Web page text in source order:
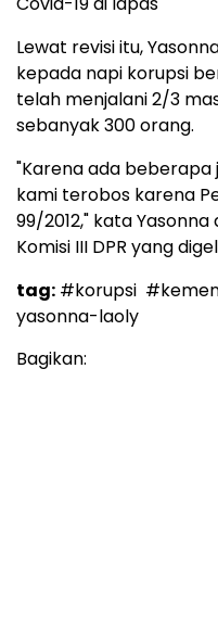
Lewat revisi itu,
kepada napi korupsi
telah menjalani 2/3
sebanyak 300 orang.
"Karena ada beberapa
kami terobos karena
99/2012," kata
Komisi III DPR yang
tag: #korupsi
yasonna-laoly
Bagikan: